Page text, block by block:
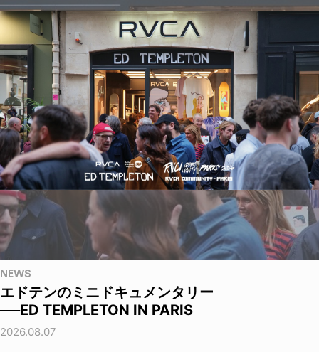
NEWS
エドテンのミニドキュメンタリー
──ED TEMPLETON IN PARIS
2026.08.07